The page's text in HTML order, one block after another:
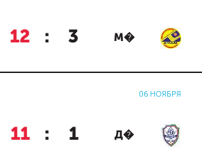
12 : 3 М�
06 НОЯБРЯ
11 : 1 Д�